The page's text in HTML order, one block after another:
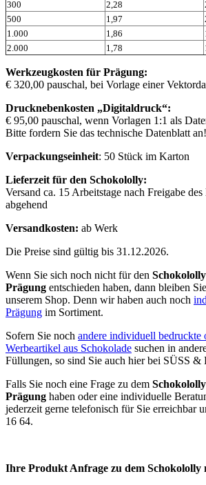
300
2,28
500
1,97
1.000
1,86
2.000
1,78
Werkzeugkosten für Prägung:
€ 320,00 pauschal, bei Vorlage einer
Drucknebenkosten „Digitaldruck“:
€ 95,00 pauschal, wenn Vorlagen 1:1 als
Bitte fordern Sie das technische Datenblatt an!
Verpackungseinheit: 50 Stück im Karton
Lieferzeit für den Schokololly:
Versand ca. 15 Arbeitstage nach Freigabe
abgehend
Versandkosten: ab Werk
Die Preise sind gültig bis 31.12.2026.
Wenn Sie sich noch nicht für den
Prägung entschieden haben, dann bleiben
unserem Shop. Denn wir haben auch noch
Prägung im Sortiment.
Sofern Sie noch andere individuell bedruckte
Werbeartikel aus Schokolade suchen in
Füllungen, so sind Sie auch hier bei SÜSS
Falls Sie noch eine Frage zu dem
Prägung haben oder eine individuelle
jederzeit gerne telefonisch für Sie erreichbar
16 64.
Ihre Produkt Anfrage zu dem Schokololly